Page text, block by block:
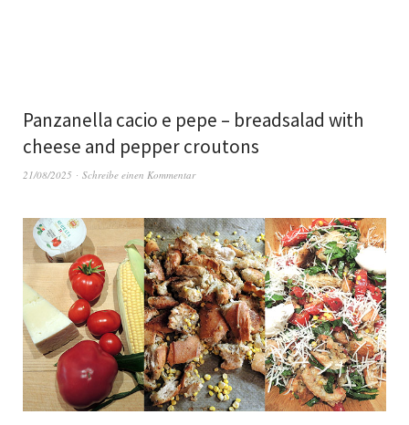
Panzanella cacio e pepe – breadsalad with
cheese and pepper croutons
21/08/2025 Schreibe einen Kommentar